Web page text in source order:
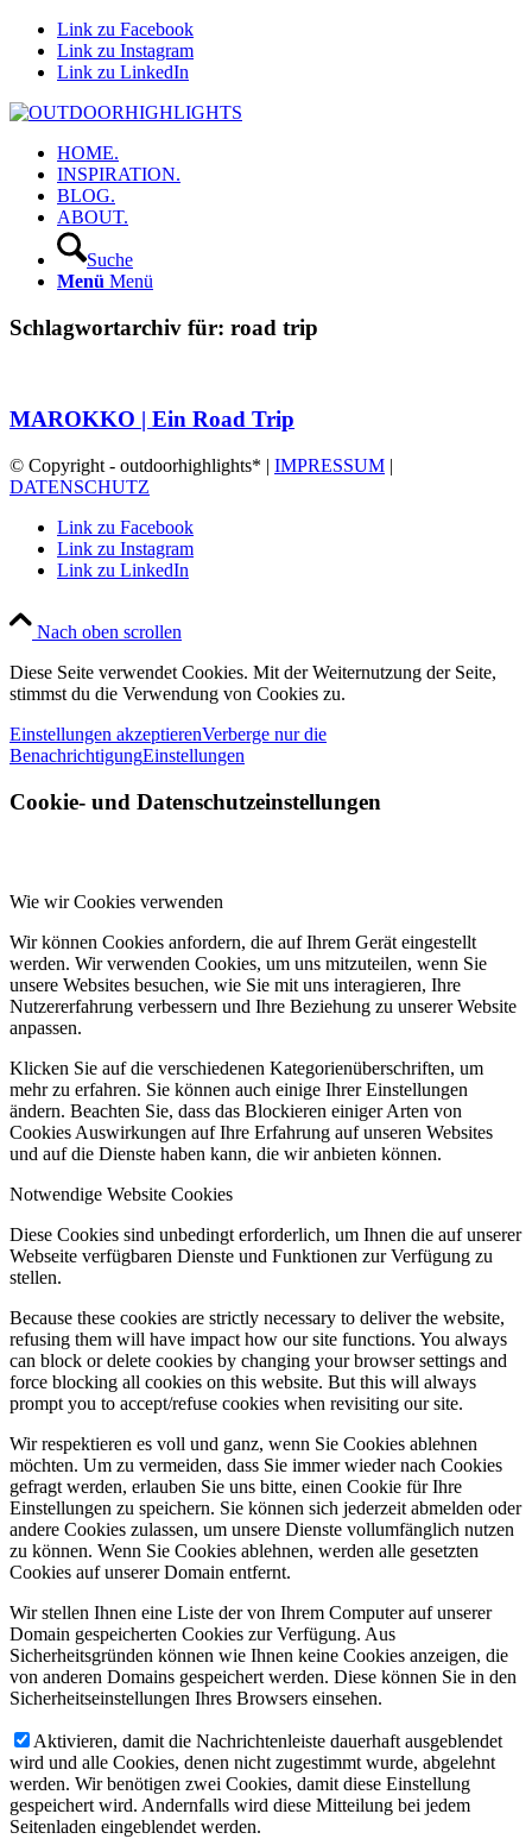
Link zu Facebook
Link zu Instagram
Link zu LinkedIn
HOME.
INSPIRATION.
BLOG.
ABOUT.
Suche
Menü Menü
Schlagwortarchiv für: road trip
MAROKKO | Ein Road Trip
© Copyright - outdoorhighlights* | IMPRESSUM |
DATENSCHUTZ
Link zu Facebook
Link zu Instagram
Link zu LinkedIn
Nach oben scrollen
Diese Seite verwendet Cookies. Mit der Weiternutzung der Seite,
stimmst du die Verwendung von Cookies zu.
Einstellungen akzeptierenVerberge nur die
BenachrichtigungEinstellungen
Cookie- und Datenschutzeinstellungen
Wie wir Cookies verwenden
Wir können Cookies anfordern, die auf Ihrem Gerät eingestellt
werden. Wir verwenden Cookies, um uns mitzuteilen, wenn Sie
unsere Websites besuchen, wie Sie mit uns interagieren, Ihre
Nutzererfahrung verbessern und Ihre Beziehung zu unserer Website
anpassen.
Klicken Sie auf die verschiedenen Kategorienüberschriften, um
mehr zu erfahren. Sie können auch einige Ihrer Einstellungen
ändern. Beachten Sie, dass das Blockieren einiger Arten von
Cookies Auswirkungen auf Ihre Erfahrung auf unseren Websites
und auf die Dienste haben kann, die wir anbieten können.
Notwendige Website Cookies
Diese Cookies sind unbedingt erforderlich, um Ihnen die auf unserer
Webseite verfügbaren Dienste und Funktionen zur Verfügung zu
stellen.
Because these cookies are strictly necessary to deliver the website,
refusing them will have impact how our site functions. You always
can block or delete cookies by changing your browser settings and
force blocking all cookies on this website. But this will always
prompt you to accept/refuse cookies when revisiting our site.
Wir respektieren es voll und ganz, wenn Sie Cookies ablehnen
möchten. Um zu vermeiden, dass Sie immer wieder nach Cookies
gefragt werden, erlauben Sie uns bitte, einen Cookie für Ihre
Einstellungen zu speichern. Sie können sich jederzeit abmelden oder
andere Cookies zulassen, um unsere Dienste vollumfänglich nutzen
zu können. Wenn Sie Cookies ablehnen, werden alle gesetzten
Cookies auf unserer Domain entfernt.
Wir stellen Ihnen eine Liste der von Ihrem Computer auf unserer
Domain gespeicherten Cookies zur Verfügung. Aus
Sicherheitsgründen können wie Ihnen keine Cookies anzeigen, die
von anderen Domains gespeichert werden. Diese können Sie in den
Sicherheitseinstellungen Ihres Browsers einsehen.
Aktivieren, damit die Nachrichtenleiste dauerhaft ausgeblendet
wird und alle Cookies, denen nicht zugestimmt wurde, abgelehnt
werden. Wir benötigen zwei Cookies, damit diese Einstellung
gespeichert wird. Andernfalls wird diese Mitteilung bei jedem
Seitenladen eingeblendet werden.